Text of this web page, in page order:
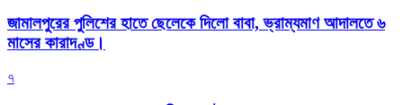
জামালপুরের পুলিশের হাতে ছেলেকে দিলো বাবা, ভ্রাম্যমাণ আদালতে ৬
মাসের কারাদণ্ড।
৭